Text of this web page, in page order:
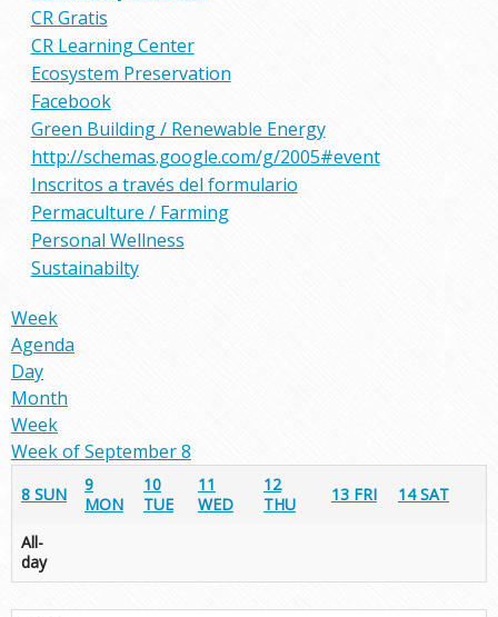
CR Gratis
CR Learning Center
Ecosystem Preservation
Facebook
Green Building / Renewable Energy
http://schemas.google.com/g/2005#event
Inscritos a través del formulario
Permaculture / Farming
Personal Wellness
Sustainabilty
Week
Agenda
Day
Month
Week
Week of September 8
8 SUN
9
MON
10
TUE
11
WED
12
THU
13 FRI 14 SAT
All-
day